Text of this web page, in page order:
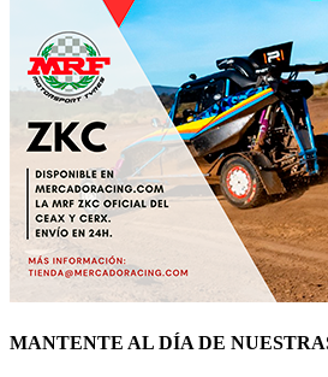
MANTENTE AL DÍA DE
ÚNETE
© Mercadoracing 2026 Todos los
Términos y condiciones de uso, normas y